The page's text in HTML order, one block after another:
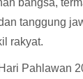
tanggung
rakyat.
Pahlawan